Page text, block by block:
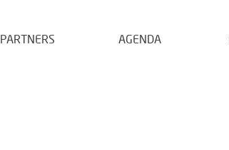
PARTNERS AGENDA